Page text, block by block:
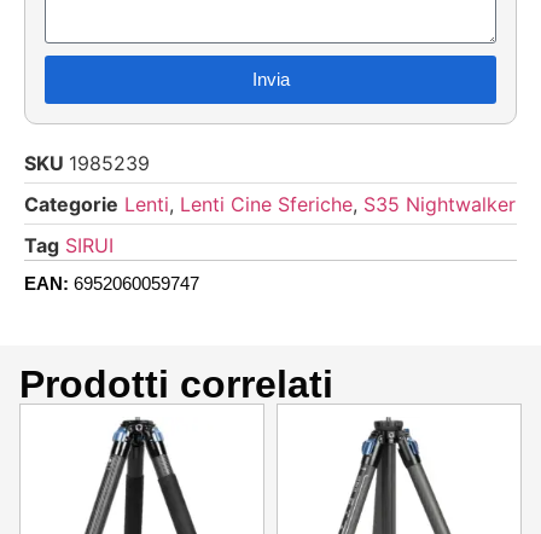
Invia
SKU 1985239
Categorie Lenti, Lenti Cine Sferiche, S35 Nightwalker
Tag SIRUI
EAN: 6952060059747
Prodotti correlati